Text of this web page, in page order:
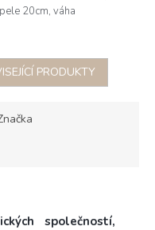
20cm, váha
PRODUKTY
společností,